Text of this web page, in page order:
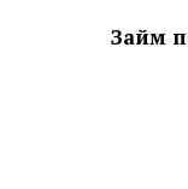
Займ